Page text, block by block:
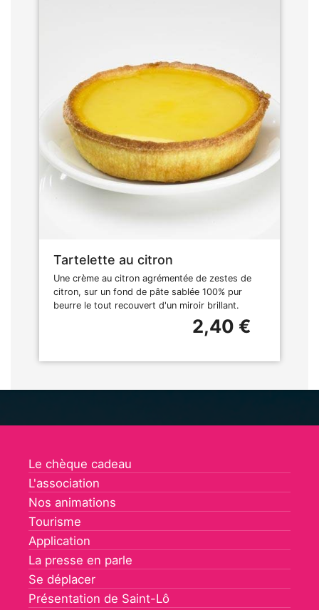
Tartelette au citron
Une crème au citron agrémentée de zestes de
citron, sur un fond de pâte sablée 100% pur
beurre le tout recouvert d'un miroir brillant.
2,40 €
Le chèque cadeau
L'association
Nos animations
Tourisme
Application
La presse en parle
Se déplacer
Présentation de Saint-Lô